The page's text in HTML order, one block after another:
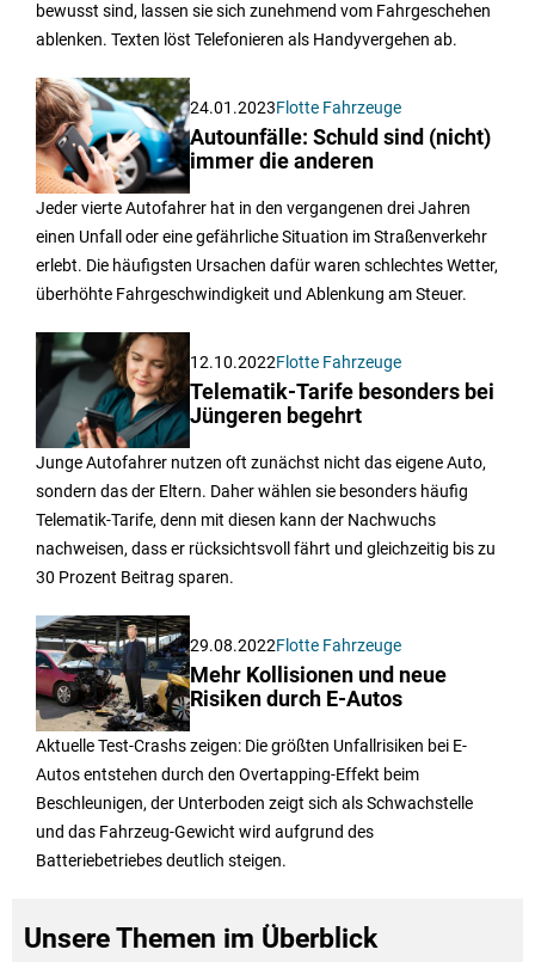
bewusst sind, lassen sie sich zunehmend vom Fahrgeschehen
ablenken. Texten löst Telefonieren als Handyvergehen ab.
24.01.2023Flotte Fahrzeuge
Autounfälle: Schuld sind (nicht)
immer die anderen
Jeder vierte Autofahrer hat in den vergangenen drei Jahren
einen Unfall oder eine gefährliche Situation im Straßenverkehr
erlebt. Die häufigsten Ursachen dafür waren schlechtes Wetter,
überhöhte Fahrgeschwindigkeit und Ablenkung am Steuer.
12.10.2022Flotte Fahrzeuge
Telematik-Tarife besonders bei
Jüngeren begehrt
Junge Autofahrer nutzen oft zunächst nicht das eigene Auto,
sondern das der Eltern. Daher wählen sie besonders häufig
Telematik-Tarife, denn mit diesen kann der Nachwuchs
nachweisen, dass er rücksichtsvoll fährt und gleichzeitig bis zu
30 Prozent Beitrag sparen.
29.08.2022Flotte Fahrzeuge
Mehr Kollisionen und neue
Risiken durch E-Autos
Aktuelle Test-Crashs zeigen: Die größten Unfallrisiken bei E-
Autos entstehen durch den Overtapping-Effekt beim
Beschleunigen, der Unterboden zeigt sich als Schwachstelle
und das Fahrzeug-Gewicht wird aufgrund des
Batteriebetriebes deutlich steigen.
Unsere Themen im Überblick